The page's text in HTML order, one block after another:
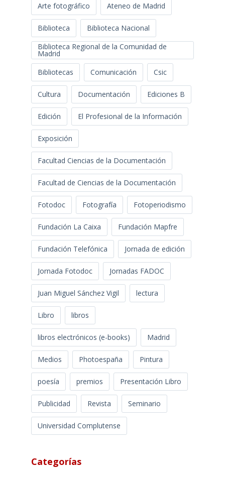
Arte fotográfico Ateneo de Madrid
Biblioteca
Biblioteca Nacional
Biblioteca Regional de la Comunidad de
Madrid
Bibliotecas
Comunicación Csic
Cultura Documentación Ediciones B
Edición El Profesional de la Información
Exposición
Facultad Ciencias de la Documentación
Facultad de Ciencias de la Documentación
Fotodoc Fotografía Fotoperiodismo
Fundación La Caixa Fundación Mapfre
Fundación Telefónica Jornada de edición
Jornada Fotodoc Jornadas FADOC
Juan Miguel Sánchez Vigil lectura
Libro libros
libros electrónicos (e-books) Madrid
Medios Photoespaña Pintura
poesía premios Presentación Libro
Publicidad Revista Seminario
Universidad Complutense
Categorías